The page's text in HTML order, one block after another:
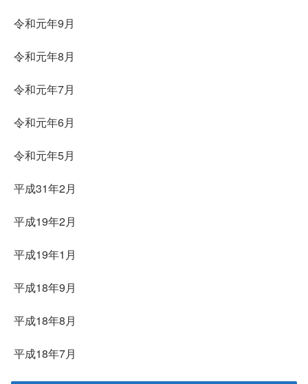
令和元年9月
令和元年8月
令和元年7月
令和元年6月
令和元年5月
平成31年2月
平成19年2月
平成19年1月
平成18年9月
平成18年8月
平成18年7月